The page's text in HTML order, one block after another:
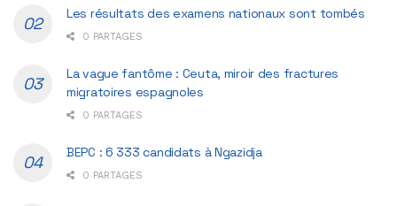
Les résultats des examens nationaux sont tombés
0 PARTAGES
La vague fantôme : Ceuta, miroir des fractures
migratoires espagnoles
0 PARTAGES
BEPC : 6 333 candidats à Ngazidja
0 PARTAGES